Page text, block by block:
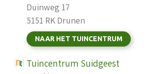
Duinweg 17
5151 RK Drunen
NAAR HET TUINCENTRUM
Tuincentrum Suidgeest